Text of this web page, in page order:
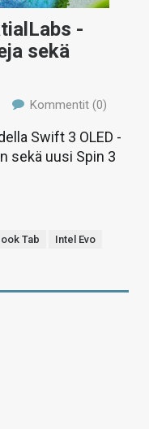
-
sekä
Kommentit (0)
Swift 3 OLED -
sekä uusi Spin 3
Tab
Intel Evo